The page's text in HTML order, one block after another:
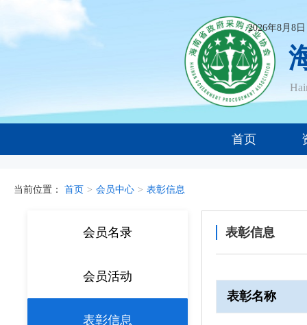
2026年8月8
首页
当前位置： 首页 > 会员中心 > 表彰信息
会员名录
会员活动
表彰信息
表彰信息
表彰名称